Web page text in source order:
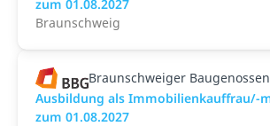
zum 01.08.2027
Braunschweig
Braunschweiger
Ausbildung als Immobilienkauffrau/-
zum 01.08.2027